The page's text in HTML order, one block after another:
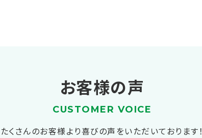
お客様の声
CUSTOMER VOICE
たくさんのお客様より喜びの声をいただいております！